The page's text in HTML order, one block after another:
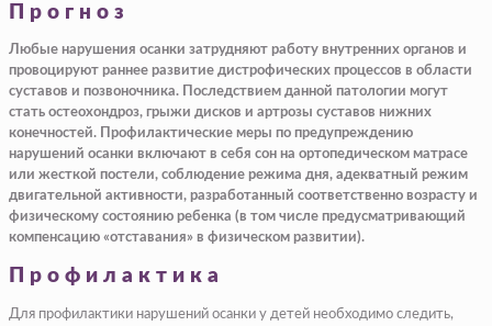
Прогноз
Любые нарушения осанки затрудняют работу внутренних органов и
провоцируют раннее развитие дистрофических процессов в области
суставов и позвоночника. Последствием данной патологии могут
стать остеохондроз, грыжи дисков и артрозы суставов нижних
конечностей. Профилактические меры по предупреждению
нарушений осанки включают в себя сон на ортопедическом матрасе
или жесткой постели, соблюдение режима дня, адекватный режим
двигательной активности, разработанный соответственно возрасту и
физическому состоянию ребенка (в том числе предусматривающий
компенсацию «отставания» в физическом развитии).
Профилактика
Для профилактики нарушений осанки у детей необходимо следить,